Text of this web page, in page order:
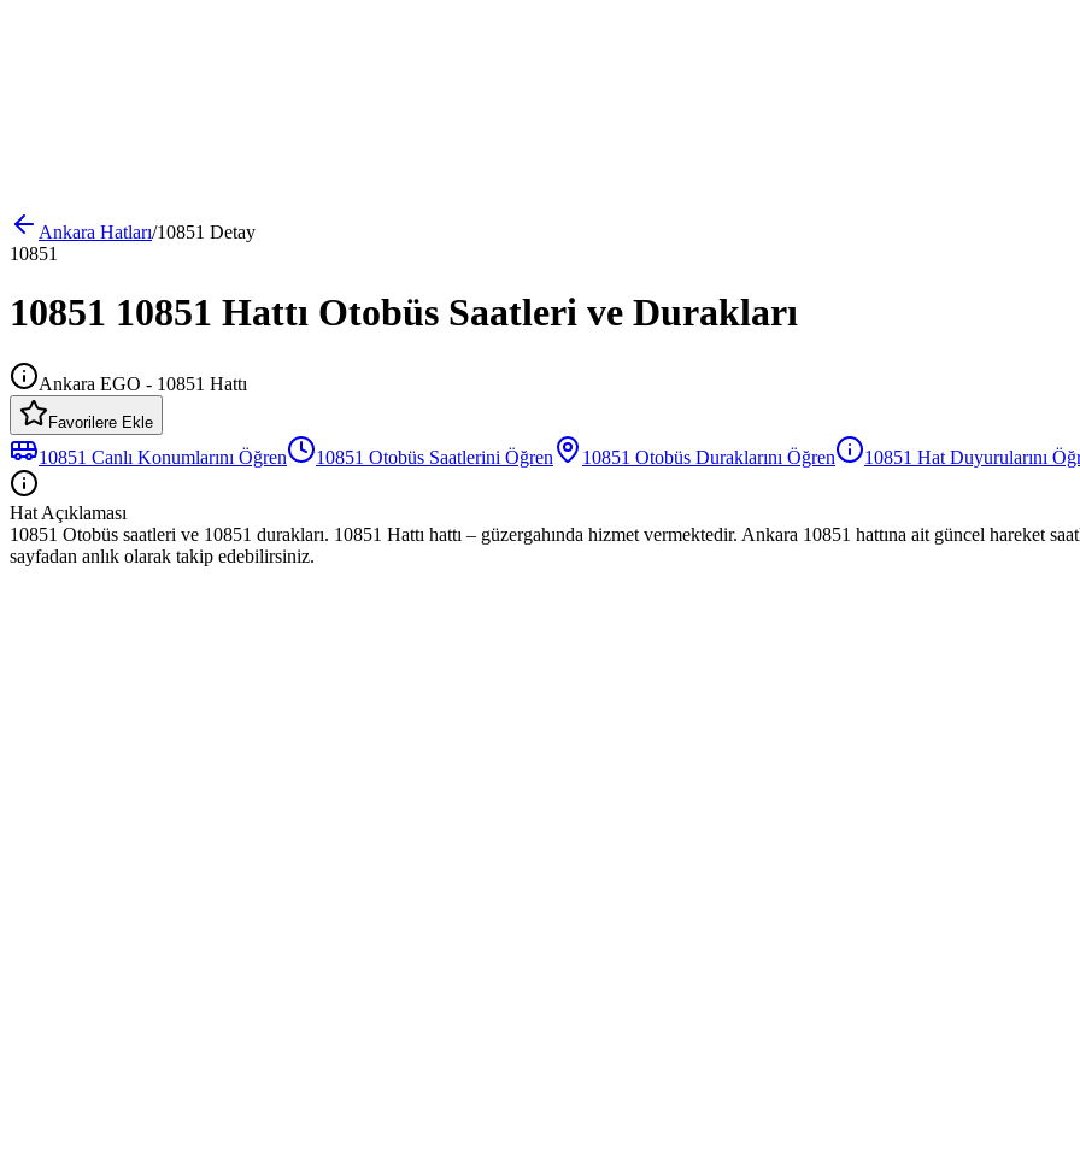
Ankara Hatları/10851 Detay
10851
10851 10851 Hattı Otobüs Saatleri ve Durakları
Ankara EGO - 10851 Hattı
Favorilere Ekle
10851 Canlı Konumlarını Öğren 10851 Otobüs Saatlerini Öğren 10851 Otobüs Duraklarını Öğren 10851 Hat Duyurularını
Hat Açıklaması
10851 Otobüs saatleri ve 10851 durakları. 10851 Hattı hattı – güzergahında hizmet vermektedir. Ankara 10851 hattına ait güncel hareket
sayfadan anlık olarak takip edebilirsiniz.